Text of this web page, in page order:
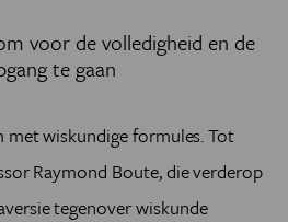
voor de volledigheid en de
te gaan
met wiskundige formules. Tot
Raymond Boute, die verderop
tegenover wiskunde